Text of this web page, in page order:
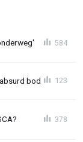
584
bod 123
378